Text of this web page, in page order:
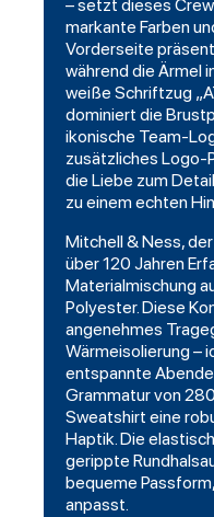
– setzt dieses
markante Farben
Vorderseite
während die Ärmel
weiße Schriftzug
dominiert die
ikonische Team-
zusätzliches Logo-
die Liebe zum
zu einem echten
Mitchell & Ness,
über 120 Jahren
Materialmischung
Polyester. Diese
angenehmes
Wärmeisolierung –
entspannte
Grammatur von
Sweatshirt eine
Haptik. Die
gerippte
bequeme
anpasst.